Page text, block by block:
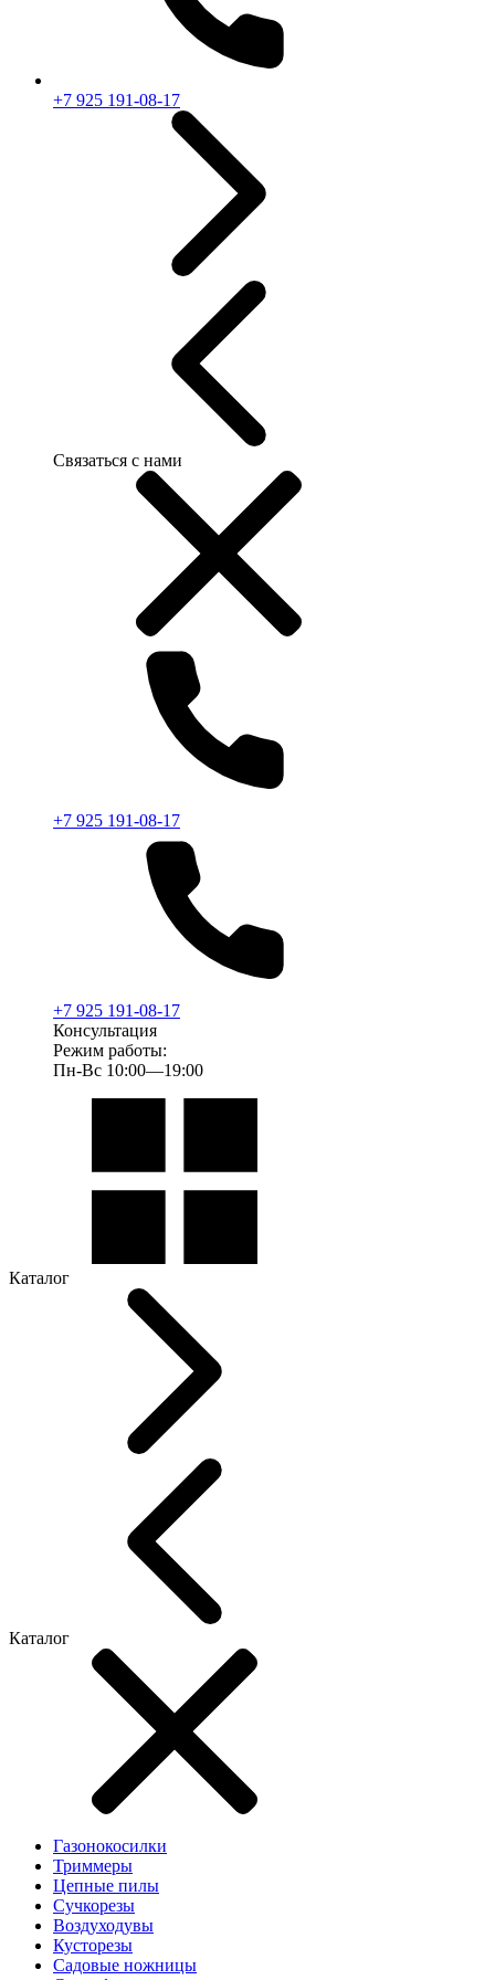
+7 925 191-08-17
Связаться с нами
+7 925 191-08-17
+7 925 191-08-17
Консультация
Режим работы:
Пн-Вс 10:00—19:00
Каталог
Каталог
Газонокосилки
Триммеры
Цепные пилы
Cучкорезы
Воздуходувы
Кусторезы
Садовые ножницы